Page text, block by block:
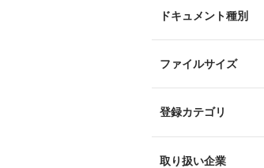
ドキュメント種別
ファイルサイズ
登録カテゴリ
取り扱い企業